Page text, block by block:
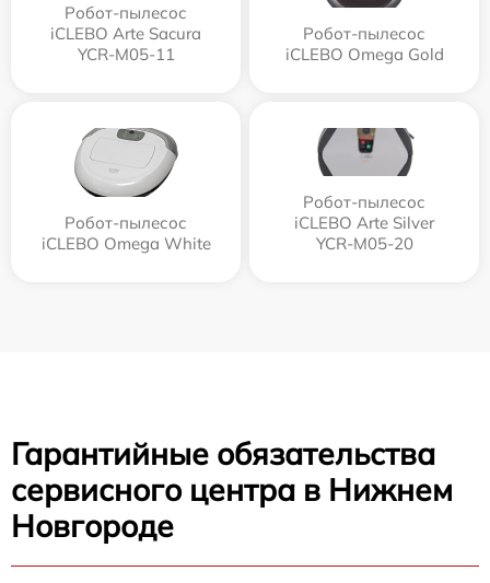
Робот-пылесос
iCLEBO Arte Sacura
YCR-M05-11
Робот-пылесос
iCLEBO Omega Gold
Робот-пылесос
iCLEBO Omega White
Робот-пылесос
iCLEBO Arte Silver
YCR-M05-20
Гарантийные обязательства
сервисного центра в Нижнем
Новгороде